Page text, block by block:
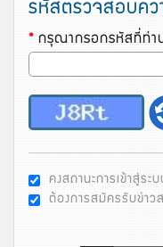
รหัสตรวจสอบค
*กรุณากรอกรหัสที่ท่า
คงสถานะการเข้าสู่ระ
ต้องการสมัครรับข่าว